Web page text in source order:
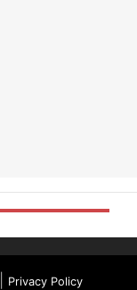
Privacy Policy